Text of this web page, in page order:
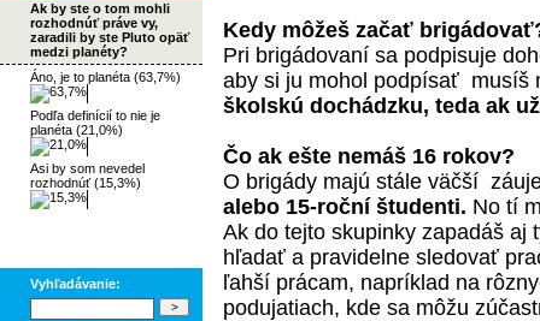
Ak by ste o tom mohli
rozhodnúť práve vy,
zaradili by ste Pluto opäť
medzi planéty?
Áno, je to planéta (63,7%)
Podľa definícií to nie je
planéta (21,0%)
Asi by som nevedel
rozhodnúť (15,3%)
Vyhľadávanie:
Kedy môžeš začať
Pri brigádovaní sa podpisuje
aby si ju mohol podpísať musíš
školskú dochádzku, teda ak
Čo ak ešte nemáš 16 rokov?
O brigády majú stále väčší
alebo 15-roční študenti. No tí
Ak do tejto skupinky zapadáš aj
hľadať a pravidelne sledovať
ľahší prácam, napríklad na
podujatiach, kde sa môžu